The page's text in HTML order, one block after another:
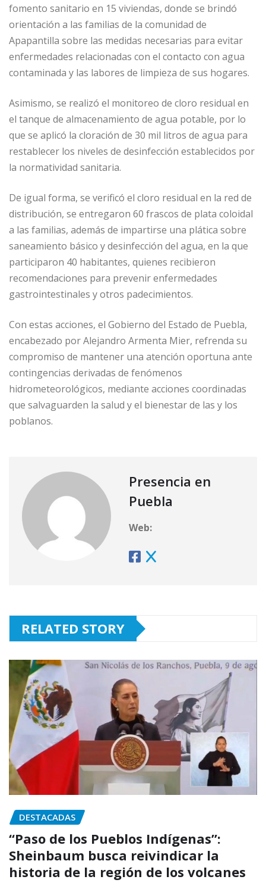
fomento sanitario en 15 viviendas, donde se brindó
orientación a las familias de la comunidad de
Apapantilla sobre las medidas necesarias para evitar
enfermedades relacionadas con el contacto con agua
contaminada y las labores de limpieza de sus hogares.
Asimismo, se realizó el monitoreo de cloro residual en
el tanque de almacenamiento de agua potable, por lo
que se aplicó la cloración de 30 mil litros de agua para
restablecer los niveles de desinfección establecidos por
la normatividad sanitaria.
De igual forma, se verificó el cloro residual en la red de
distribución, se entregaron 60 frascos de plata coloidal
a las familias, además de impartirse una plática sobre
saneamiento básico y desinfección del agua, en la que
participaron 40 habitantes, quienes recibieron
recomendaciones para prevenir enfermedades
gastrointestinales y otros padecimientos.
Con estas acciones, el Gobierno del Estado de Puebla,
encabezado por Alejandro Armenta Mier, refrenda su
compromiso de mantener una atención oportuna ante
contingencias derivadas de fenómenos
hidrometeorológicos, mediante acciones coordinadas
que salvaguarden la salud y el bienestar de las y los
poblanos.
Presencia en
Puebla
Web:
RELATED STORY
DESTACADAS
“Paso de los Pueblos Indígenas”:
Sheinbaum busca reivindicar la
historia de la región de los volcanes